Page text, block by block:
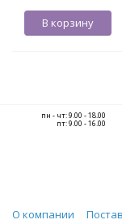
В корзину
пн - чт: 9.00 - 18.00
пт: 9.00 - 16.00
О компании